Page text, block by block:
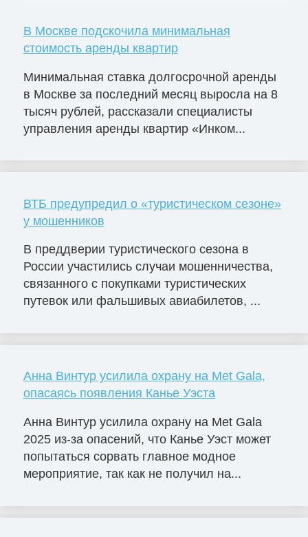
В Москве подскочила минимальная
стоимость аренды квартир
Минимальная ставка долгосрочной аренды
в Москве за последний месяц выросла на 8
тысяч рублей, рассказали специалисты
управления аренды квартир «Инком...
ВТБ предупредил о «туристическом сезоне»
у мошенников
В преддверии туристического сезона в
России участились случаи мошенничества,
связанного с покупками туристических
путевок или фальшивых авиабилетов, ...
Анна Винтур усилила охрану на Met Gala,
опасаясь появления Канье Уэста
Анна Винтур усилила охрану на Met Gala
2025 из-за опасений, что Канье Уэст может
попытаться сорвать главное модное
мероприятие, так как не получил на...